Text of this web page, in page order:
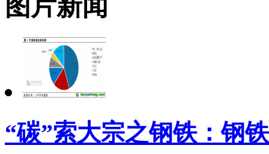
图片新闻
“碳”索大宗之钢铁：钢